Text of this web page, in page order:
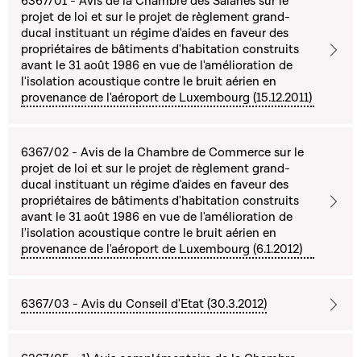
projet de loi et sur le projet de règlement grand-
ducal instituant un régime d'aides en faveur des
propriétaires de bâtiments d'habitation construits
avant le 31 août 1986 en vue de l'amélioration de
l'isolation acoustique contre le bruit aérien en
provenance de l'aéroport de Luxembourg (15.12.2011)
6367/02 - Avis de la Chambre de Commerce sur le
projet de loi et sur le projet de règlement grand-
ducal instituant un régime d'aides en faveur des
propriétaires de bâtiments d'habitation construits
avant le 31 août 1986 en vue de l'amélioration de
l'isolation acoustique contre le bruit aérien en
provenance de l'aéroport de Luxembourg (6.1.2012)
6367/03 - Avis du Conseil d'Etat (30.3.2012)